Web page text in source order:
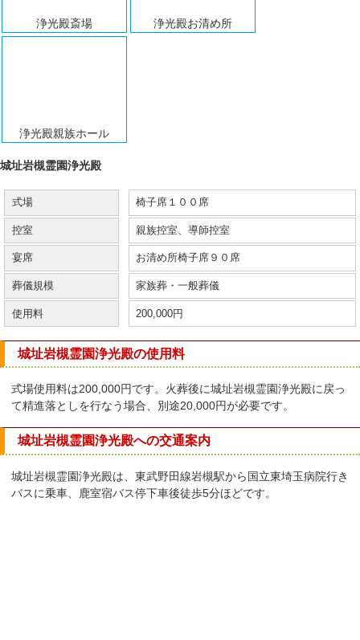
浄光殿斎場 浄光殿お清め所
浄光殿親族ホール
城址岩槻霊園浄光殿
式場 椅子席１００席
控室 親族控室、導師控室
宴席 お清め所椅子席９０席
葬儀規模 家族葬・一般葬儀
使用料 200,000円
城址岩槻霊園浄光殿の使用料
式場使用料は200,000円です。火葬後に城址岩槻霊園浄光殿に戻っ
て精進落としを行なう場合、別途20,000円が必要です。
城址岩槻霊園浄光殿への交通案内
城址岩槻霊園浄光殿は、東武野田線岩槻駅から国立東埼玉病院行き
バスに乗車、鹿室宿バス停下車後徒歩5分ほどです。